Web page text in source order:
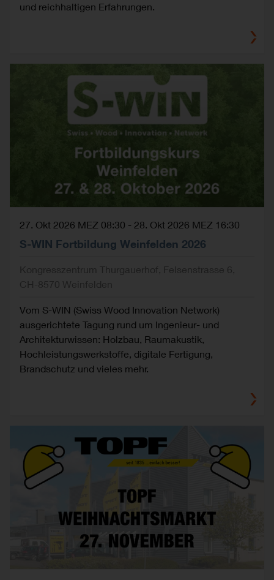
und reichhaltigen Erfahrungen.
27. Okt 2026 MEZ 08:30 - 28. Okt 2026 MEZ 16:30
S-WIN Fortbildung Weinfelden 2026
Kongresszentrum Thurgauerhof, Felsenstrasse 6,
CH-8570 Weinfelden
Vom S-WIN (Swiss Wood Innovation Network)
ausgerichtete Tagung rund um Ingenieur- und
Architekturwissen: Holzbau, Raumakustik,
Hochleistungswerkstoffe, digitale Fertigung,
Brandschutz und vieles mehr.